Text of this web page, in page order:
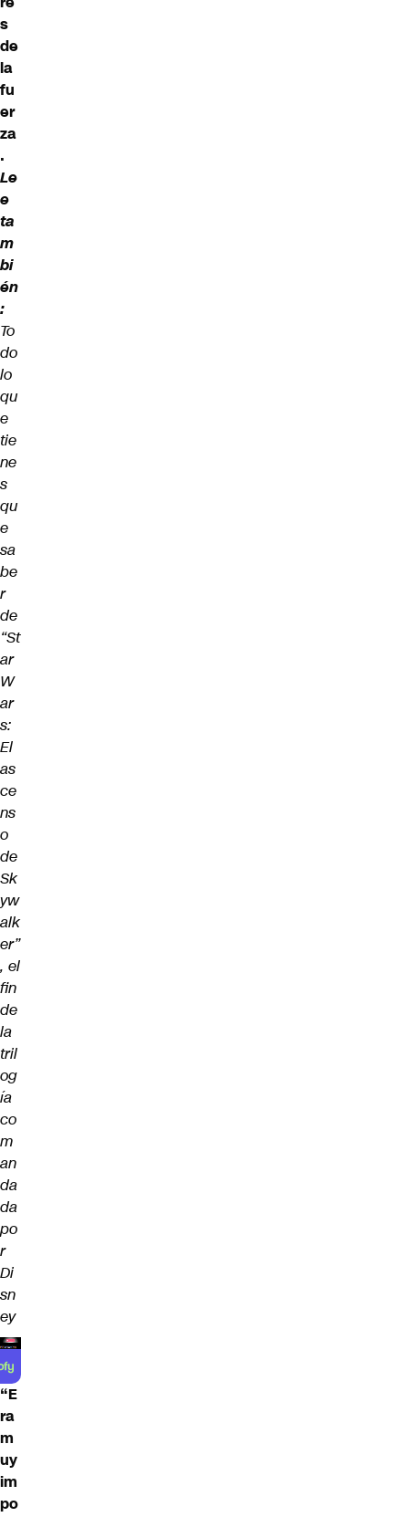
s
de
la
fu
er
za
.
Le
e
ta
m
bi
én
:
To
do
lo
qu
e
tie
ne
s
qu
e
sa
be
r
de
“St
ar
W
ar
s:
El
as
ce
ns
o
de
Sk
yw
alk
er”
, el
fin
de
la
tril
og
ía
co
m
an
da
da
po
r
Di
sn
ey
“E
ra
m
uy
im
po